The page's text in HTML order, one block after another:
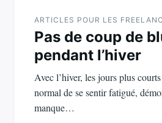
ARTICLES POUR LES
Pas de coup de
pendant l’hiver
Avec l’hiver, les jours plus
normal de se sentir fatigué,
manque…